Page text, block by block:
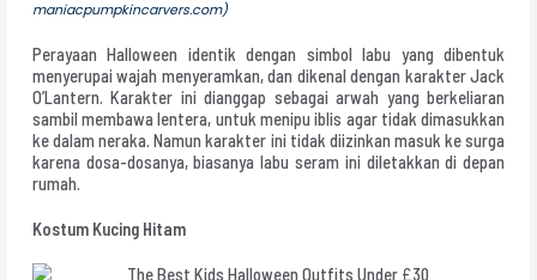
maniacpumpkincarvers.com)
Perayaan Halloween identik dengan simbol labu yang dibentuk
menyerupai wajah menyeramkan, dan dikenal dengan karakter Jack
O’Lantern. Karakter ini dianggap sebagai arwah yang berkeliaran
sambil membawa lentera, untuk menipu iblis agar tidak dimasukkan
ke dalam neraka. Namun karakter ini tidak diizinkan masuk ke surga
karena dosa-dosanya, biasanya labu seram ini diletakkan di depan
rumah.
Kostum Kucing Hitam